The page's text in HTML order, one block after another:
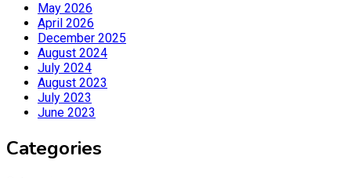
May 2026
April 2026
December 2025
August 2024
July 2024
August 2023
July 2023
June 2023
Categories